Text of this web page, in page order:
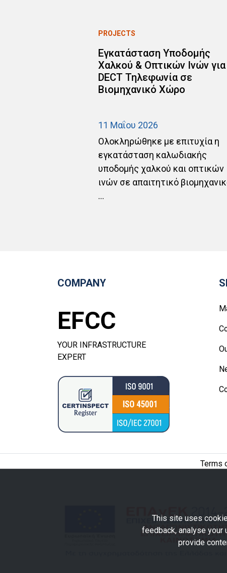
PROJECTS
Εγκατάσταση Υποδομής
Χαλκού & Οπτικών Ινών για
DECT Τηλεφωνία σε
Βιομηχανικό Χώρο
11 Μαΐου 2026
Ολοκληρώθηκε με επιτυχία η
εγκατάσταση καλωδιακής
υποδομής χαλκού και οπτικών
ινών σε απαιτητικό
...
COMPANY
EFCC
YOUR INFRASTRUCTURE
EXPERT
Terms
This site uses
feedback, analyse
provide